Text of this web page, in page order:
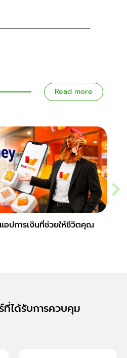
Read more
อปการเงินที่ช่วยให้ชีวิตคุณ
ที่ได้รับการควบคุม